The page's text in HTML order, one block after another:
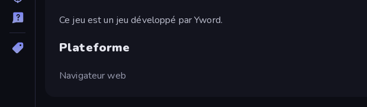
Ce jeu est un jeu développé par Yword.
Plateforme
Navigateur web